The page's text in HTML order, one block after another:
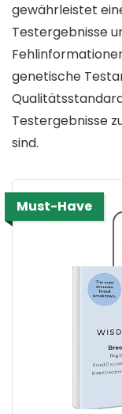
gewährleistet
Testergebnisse
genetische
Testergebnisse
sind.
Must-Have